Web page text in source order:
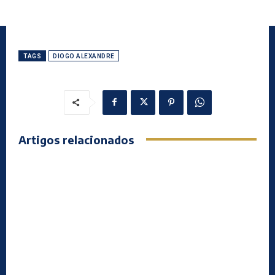
TAGS DIOGO ALEXANDRE
Artigos relacionados